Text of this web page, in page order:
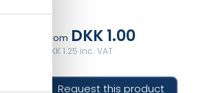
From DKK 1.00
DKK 1.25 inc. VAT
Request this product